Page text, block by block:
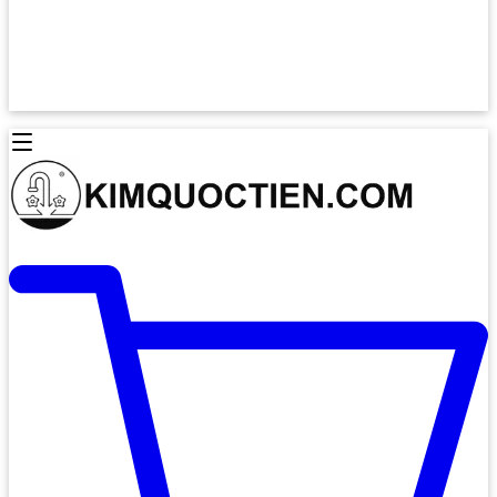
Lò Nướng Hafele
Máy Hút Khử Mùi Classic
Máy Rửa Chén Bát
Máy Rửa Chén Âm Toàn Phần
Máy Rửa Chén Bát 12 Bộ
Máy Rửa Chén Bát Bán Âm
Thiết Bị Vệ Sinh TOTO
Thiết Bị Vệ Sinh American Standard
Thiết Bị Vệ Sinh VIGLACERA
Thiết Bị Vệ Sinh THIÊN THANH
Thiết Bị Bếp